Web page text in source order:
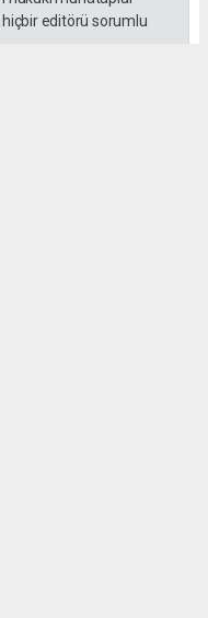
editörü sorumlu